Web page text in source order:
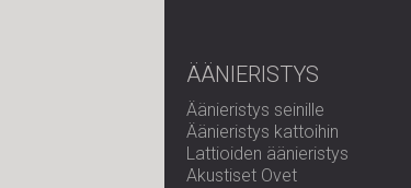
ÄÄNIERISTYS
Äänieristys seinille
Äänieristys kattoihin
Lattioiden äänieristys
Akustiset Ovet